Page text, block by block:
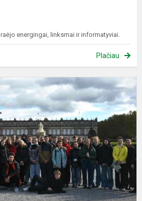
energingai, linksmai ir informatyviai.
Plačiau